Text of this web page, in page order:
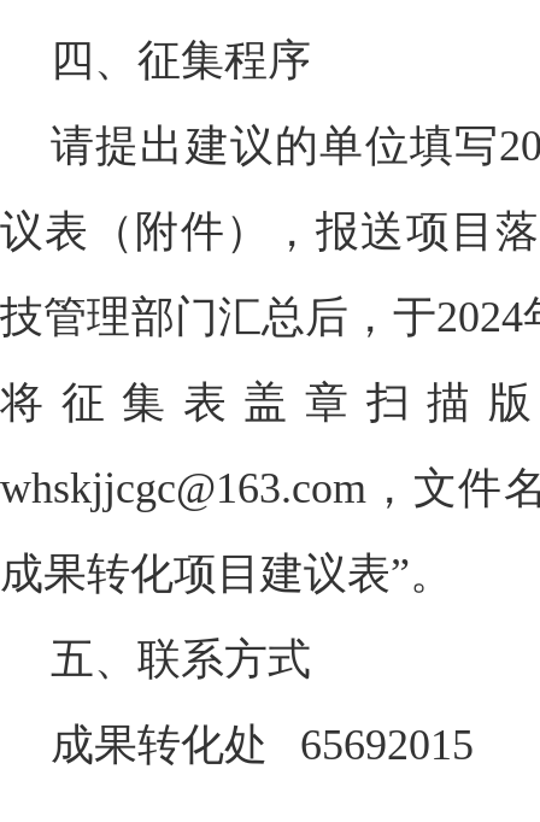
四、征集程序
请提出建议的单位填写
议表（附件），报送项目
技管理部门汇总后，于
将征集表盖章扫描
whskjjcgc@163.com，文
成果转化项目建议表”。
五、联系方式
成果转化处 65692015